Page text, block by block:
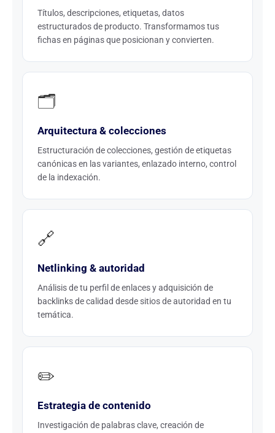
Títulos, descripciones, etiquetas, datos
estructurados de producto. Transformamos tus
fichas en páginas que posicionan y convierten.
🗂️
Arquitectura & colecciones
Estructuración de colecciones, gestión de etiquetas
canónicas en las variantes, enlazado interno, control
de la indexación.
🔗
Netlinking & autoridad
Análisis de tu perfil de enlaces y adquisición de
backlinks de calidad desde sitios de autoridad en tu
temática.
✏️
Estrategia de contenido
Investigación de palabras clave, creación de